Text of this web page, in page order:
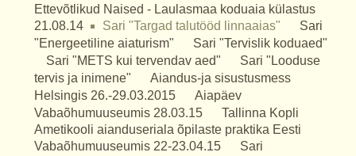
Ettevõtlikud Naised - Laulasmaa koduaia külastus
21.08.14
Sari "Targad talutööd linnaaias"
Sari
"Energeetiline aiaturism"
Sari "Tervislik koduaed"
Sari "METS kui tervendav aed"
Sari "Looduse
tervis ja inimene"
Aiandus-ja sisustusmess
Helsingis 26.-29.03.2015
Aiapäev
Vabaõhumuuseumis 28.03.15
Tallinna Kopli
Ametikooli aianduseriala õpilaste praktika Eesti
Vabaõhumuuseumis 22-23.04.15
Sari